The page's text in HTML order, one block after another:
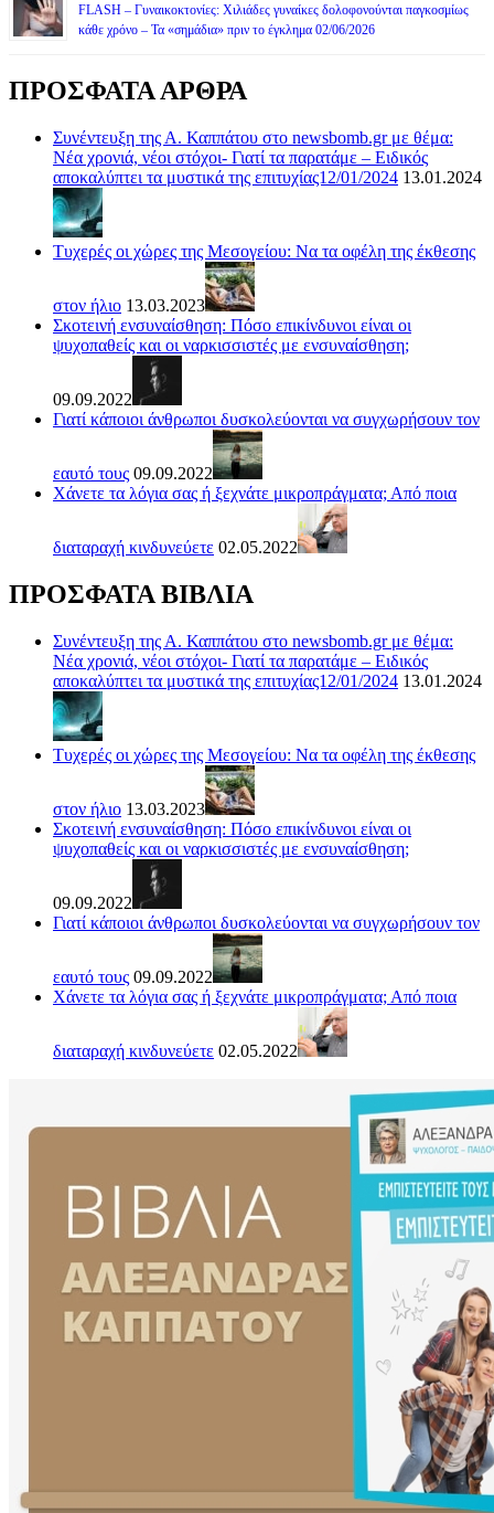
FLASH – Γυναικοκτονίες: Χιλιάδες γυναίκες δολοφονούνται παγκοσμίως
κάθε χρόνο – Τα «σημάδια» πριν το έγκλημα 02/06/2026
ΠΡΟΣΦΑΤΑ ΑΡΘΡΑ
Συνέντευξη της Α. Καππάτου στο newsbomb.gr με θέμα:
Νέα χρονιά, νέοι στόχοι- Γιατί τα παρατάμε – Ειδικός
αποκαλύπτει τα μυστικά της επιτυχίας12/01/2024 13.01.2024
Τυχερές οι χώρες της Μεσογείου: Να τα οφέλη της έκθεσης
στον ήλιο 13.03.2023
Σκοτεινή ενσυναίσθηση: Πόσο επικίνδυνοι είναι οι
ψυχοπαθείς και οι ναρκισσιστές με ενσυναίσθηση;
09.09.2022
Γιατί κάποιοι άνθρωποι δυσκολεύονται να συγχωρήσουν τον
εαυτό τους 09.09.2022
Χάνετε τα λόγια σας ή ξεχνάτε μικροπράγματα; Από ποια
διαταραχή κινδυνεύετε 02.05.2022
ΠΡΟΣΦΑΤΑ ΒΙΒΛΙΑ
Συνέντευξη της Α. Καππάτου στο newsbomb.gr με θέμα:
Νέα χρονιά, νέοι στόχοι- Γιατί τα παρατάμε – Ειδικός
αποκαλύπτει τα μυστικά της επιτυχίας12/01/2024 13.01.2024
Τυχερές οι χώρες της Μεσογείου: Να τα οφέλη της έκθεσης
στον ήλιο 13.03.2023
Σκοτεινή ενσυναίσθηση: Πόσο επικίνδυνοι είναι οι
ψυχοπαθείς και οι ναρκισσιστές με ενσυναίσθηση;
09.09.2022
Γιατί κάποιοι άνθρωποι δυσκολεύονται να συγχωρήσουν τον
εαυτό τους 09.09.2022
Χάνετε τα λόγια σας ή ξεχνάτε μικροπράγματα; Από ποια
διαταραχή κινδυνεύετε 02.05.2022